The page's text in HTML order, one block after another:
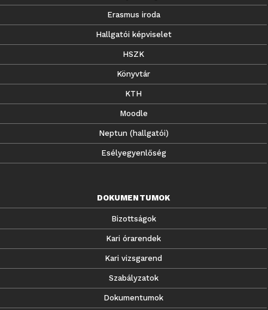
Erasmus iroda
Hallgatói képviselet
HSZK
Könyvtár
KTH
Moodle
Neptun (hallgatói)
Esélyegyenlőség
DOKUMENTUMOK
Bizottságok
Kari órarendek
Kari vizsgarend
Szabályzatok
Dokumentumok